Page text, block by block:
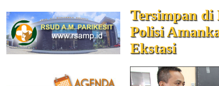
Tersimpan
Polisi
Ekstasi